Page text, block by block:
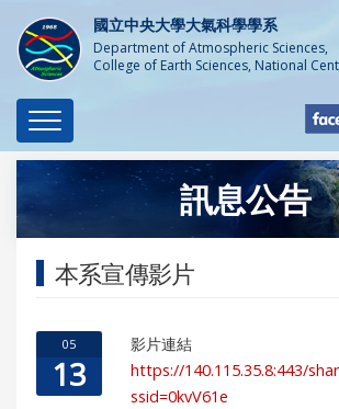
國立中央大學大氣科學學系
Department of Atmospheric Sciences,
College of Earth Sciences, National
Toggle
navigation
訊息公告
本系宣傳影片
05
13
影片連結
https://140.115.35.8:443/
ssid=0kvV61e